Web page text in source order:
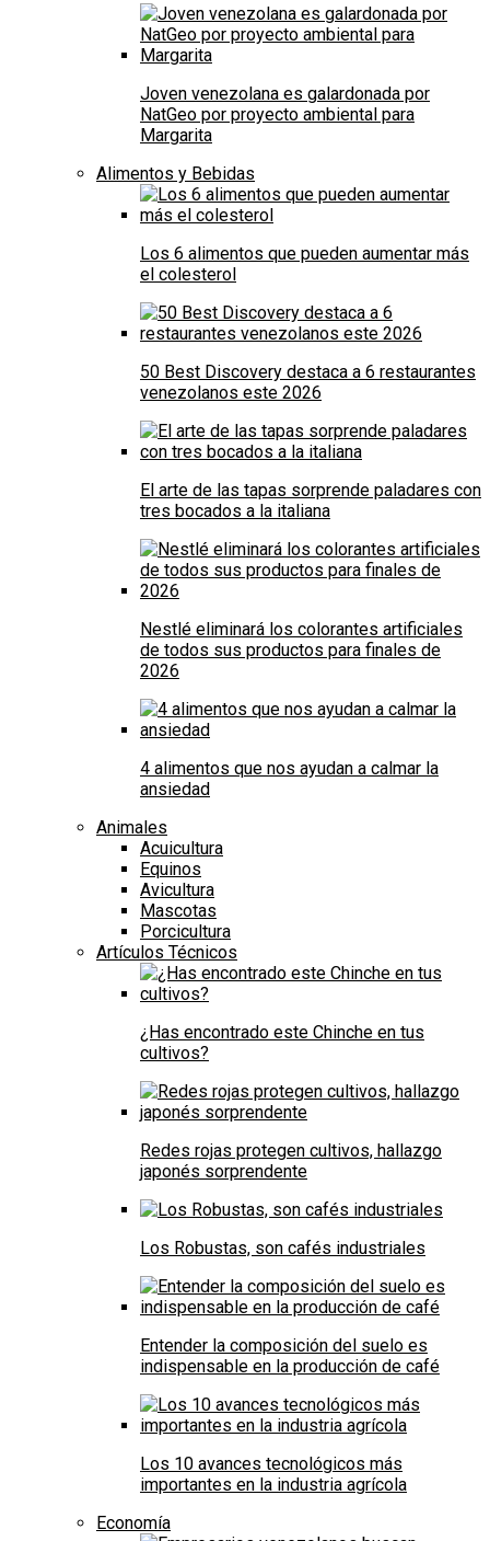
Joven venezolana es galardonada por
NatGeo por proyecto ambiental para
Margarita
Alimentos y Bebidas
Los 6 alimentos que pueden aumentar más
el colesterol
50 Best Discovery destaca a 6 restaurantes
venezolanos este 2026
El arte de las tapas sorprende paladares con
tres bocados a la italiana
Nestlé eliminará los colorantes artificiales
de todos sus productos para finales de
2026
4 alimentos que nos ayudan a calmar la
ansiedad
Animales
Acuicultura
Equinos
Avicultura
Mascotas
Porcicultura
Artículos Técnicos
¿Has encontrado este Chinche en tus
cultivos?
Redes rojas protegen cultivos, hallazgo
japonés sorprendente
Los Robustas, son cafés industriales
Entender la composición del suelo es
indispensable en la producción de café
Los 10 avances tecnológicos más
importantes en la industria agrícola
Economía